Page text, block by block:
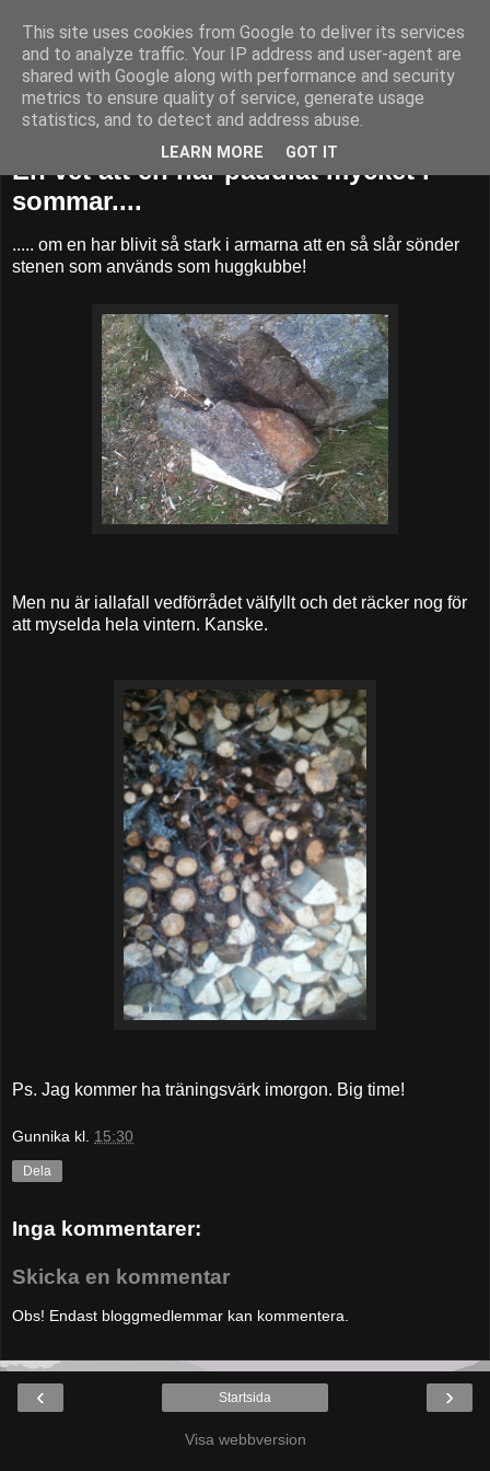
52adventures
En vet att en har paddlat mycket i
sommar....
..... om en har blivit så stark i armarna att en så slår sönder
stenen som används som huggkubbe!
Men nu är iallafall vedförrådet välfyllt och det räcker nog för
att myselda hela vintern. Kanske.
Ps. Jag kommer ha träningsvärk imorgon. Big time!
Gunnika kl. 15:30
Dela
Inga kommentarer:
Skicka en kommentar
Obs! Endast bloggmedlemmar kan kommentera.
‹ ›
Startsida
Visa webbversion
This site uses cookies from Google to deliver its services
and to analyze traffic. Your IP address and user-agent are
shared with Google along with performance and security
metrics to ensure quality of service, generate usage
statistics, and to detect and address abuse.
LEARN MORE GOT IT